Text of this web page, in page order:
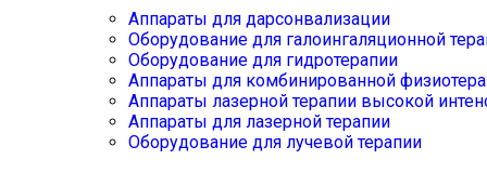
Аппараты для дарсонвализации
Оборудование для галоингаляционной
Оборудование для гидротерапии
Аппараты для комбинированной
Аппараты лазерной терапии высокой
Аппараты для лазерной терапии
Оборудование для лучевой терапии